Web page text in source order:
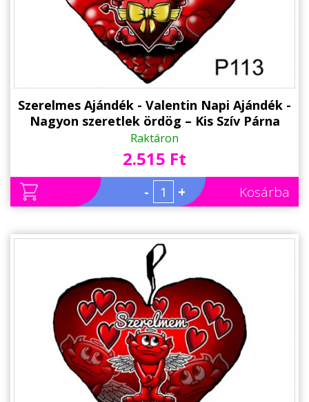
Ajándék Ötletek Férfiaknak
Családtagoknak
Barátnak/Barátnőnek
Névnapi ajándékok
Sport/Hobbi szerint
Állatos ajándéktárgyak
Szerelmes Ajándék - Valentin Napi Ajándék -
Nagyon szeretlek ördög – Kis Szív Párna
Raktáron
2.515 Ft
- + Kosárba